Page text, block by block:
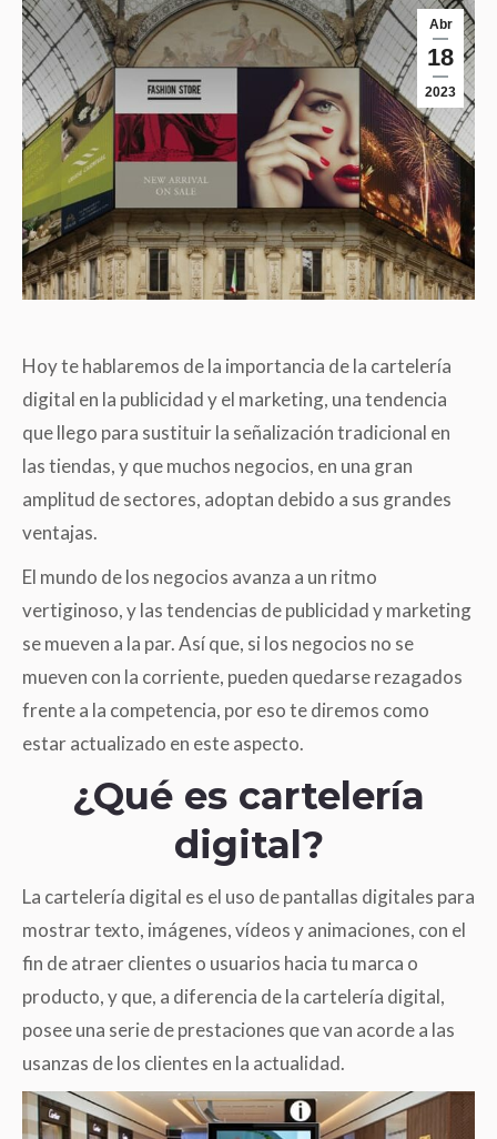
Abr
18
2023
Hoy te hablaremos de la importancia de la cartelería
digital en la publicidad y el marketing, una tendencia
que llego para sustituir la señalización tradicional en
las tiendas, y que muchos negocios, en una gran
amplitud de sectores, adoptan debido a sus grandes
ventajas.
El mundo de los negocios avanza a un ritmo
vertiginoso, y las tendencias de publicidad y marketing
se mueven a la par. Así que, si los negocios no se
mueven con la corriente, pueden quedarse rezagados
frente a la competencia, por eso te diremos como
estar actualizado en este aspecto.
¿Qué es cartelería
digital?
La cartelería digital es el uso de pantallas digitales para
mostrar texto, imágenes, vídeos y animaciones, con el
fin de atraer clientes o usuarios hacia tu marca o
producto, y que, a diferencia de la cartelería digital,
posee una serie de prestaciones que van acorde a las
usanzas de los clientes en la actualidad.